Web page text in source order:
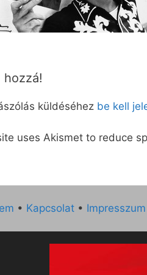
hozzá!
küldéséhez be kell
uses Akismet to reduce
• Kapcsolat • Impresszum